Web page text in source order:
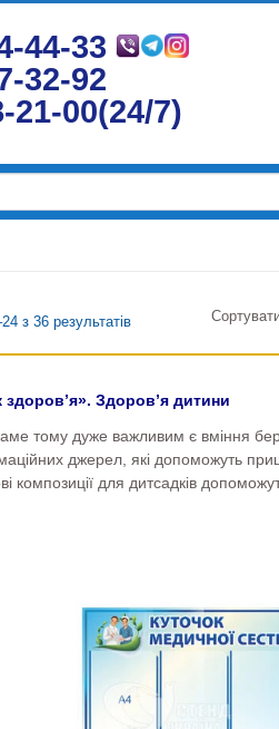
44-33
32-92
21-00(24/7)
з 36 результатів
Здоров’я дитини
тому дуже важливим є вміння
джерел, які допоможуть
для дитсадків
Стенди для дошкільних
дитсадка безпечним, привабливим
на виготовленні
й цільового призначення. Для
сайту stend-ukraine,
зв’язку. Рішення купити